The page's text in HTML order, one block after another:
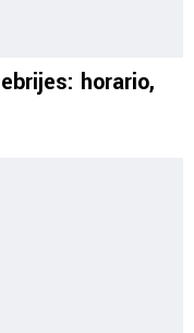
horario,